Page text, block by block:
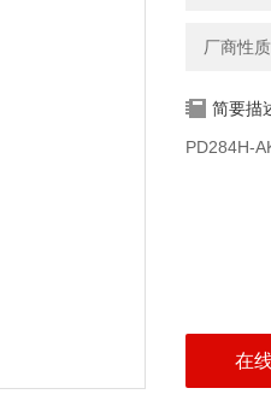
厂商性
简要描
PD284H-
在